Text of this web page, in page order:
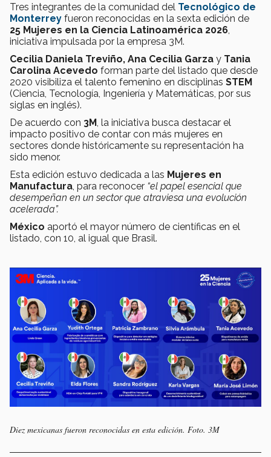
Tres integrantes de la comunidad del Tecnológico de
Monterrey fueron reconocidas en la sexta edición de
25 Mujeres en la Ciencia Latinoamérica 2026
iniciativa impulsada por la empresa 3M.
Cecilia Daniela Treviño, Ana Cecilia Garza y Tania
Carolina Acevedo forman parte del listado que desde
2020 visibiliza el talento femenino en disciplinas STEM
(Ciencia, Tecnología, Ingeniería y Matemáticas, por sus
siglas en inglés).
De acuerdo con 3M , la iniciativa busca destacar el
impacto positivo de contar con más mujeres en
sectores donde históricamente su representación ha
sido menor.
Esta edición estuvo dedicada a las Mujeres en
Manufactura , para reconocer “el papel esencial que
desempeñan en un sector que atraviesa una evolución
acelerada”.
México aportó el mayor número de científicas en el
listado, con 10, al igual que Brasil.
Diez mexicanas fueron reconocidas en esta edición. Foto. 3M